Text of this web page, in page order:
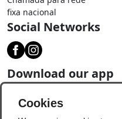
fixa nacional
Social Networks
Download our app
Cookies